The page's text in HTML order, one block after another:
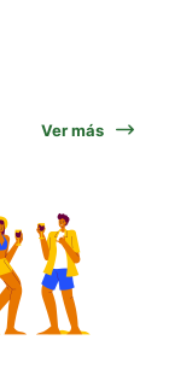
Ver más